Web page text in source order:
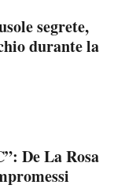
segrete,
durante la
De La Rosa